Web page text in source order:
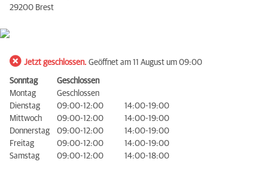
29200 Brest
Jetzt geschlossen. Geöffnet am 11 August um 09:00
Sonntag
Geschlossen
Montag
Geschlossen
Dienstag
09:00-12:00
14:00-19:00
Mittwoch
09:00-12:00
14:00-19:00
Donnerstag
09:00-12:00
14:00-19:00
Freitag
09:00-12:00
14:00-19:00
Samstag
09:00-12:00 14:00-18:00